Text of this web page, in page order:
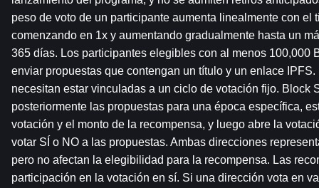
peso de voto de un participante aumenta linealmente con el
comenzando en 1x y aumentando gradualmente hasta un
365 días. Los participantes elegibles con al menos 100,000
enviar propuestas que contengan un título y un enlace
necesitan estar vinculadas a un ciclo de votación fijo. Block
posteriormente las propuestas para una época específica,
votación y el monto de la recompensa, y luego abre la
votar SÍ o NO a las propuestas. Ambas direcciones
pero no afectan la elegibilidad para la recompensa. Las
participación en la votación en sí. Si una dirección vota en